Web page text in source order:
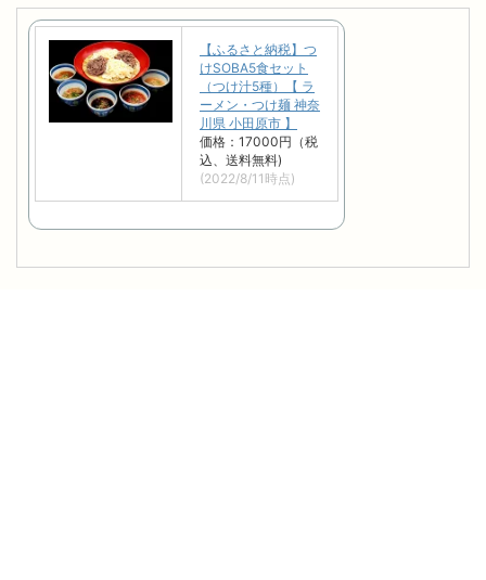
【ふるさと納税】つ
けSOBA5食セット
（つけ汁5種）【 ラ
ーメン・つけ麺 神奈
川県 小田原市 】
価格：17000円（税
込、送料無料)
(2022/8/11時点)